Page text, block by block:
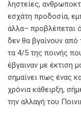
ληστείες,
εσχάτη προδοσία,
άλλα– προβλέπεται
δεν θα βγαίνουν από
τα 4/5 της ποινής
έβγαιναν με έκτιση
σημαίνει πως ένας
χρόνια κάθειρξη,
την αλλαγή του